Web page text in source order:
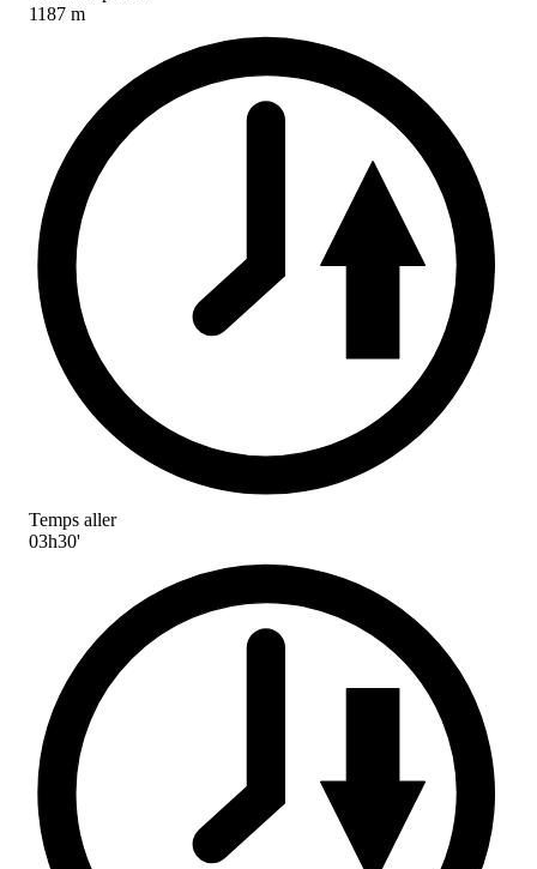
1187 m
Temps aller
03h30'